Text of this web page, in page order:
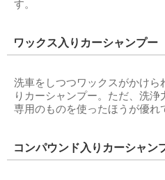
す。
ワックス入りカーシャンプー
洗車をしつつワックスがかけら
りカーシャンプー。ただ、洗浄
専用のものを使ったほうが優れ
コンパウンド入りカーシャン